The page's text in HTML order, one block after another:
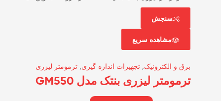
سنجش
مشاهده سریع
برق و الکترونیک, تجهیزات اندازه گیری, ترمومتر لیزری
ترمومتر لیزری بنتک مدل GM550